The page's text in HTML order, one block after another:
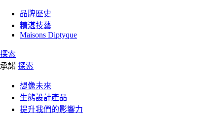
品牌歷史
精湛技藝
Maisons Diptyque
探索
承諾 探索
想像未來
生態設計產品
提升我們的影響力